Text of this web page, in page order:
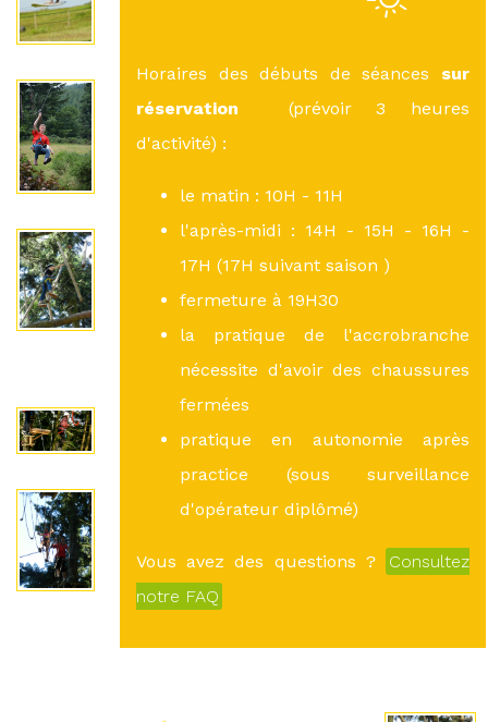
Horaires des débuts de séances sur
réservation
(prévoir 3 heures
d'activité) :
le matin : 10H - 11H
l'après-midi : 14H - 15H - 16H -
17H (17H suivant saison )
fermeture à 19H30
la pratique de l'accrobranche
nécessite d'avoir des chaussures
fermées
pratique en autonomie après
practice (sous surveillance
d'opérateur diplômé)
Vous avez des questions ?
Consultez
notre FAQ